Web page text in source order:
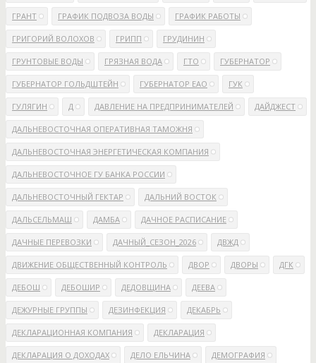
ГРАНТ ГРАФИК ПОДВОЗА ВОДЫ ГРАФИК РАБОТЫ
ГРИГОРИЙ ВОЛОХОВ ГРИПП ГРУДИНИН
ГРУНТОВЫЕ ВОДЫ ГРЯЗНАЯ ВОДА ГТО ГУБЕРНАТОР
ГУБЕРНАТОР ГОЛЬДШТЕЙН ГУБЕРНАТОР ЕАО ГУК
ГУЛЯГИН Д ДАВЛЕНИЕ НА ПРЕДПРИНИМАТЕЛЕЙ ДАЙДЖЕСТ
ДАЛЬНЕВОСТОЧНАЯ ОПЕРАТИВНАЯ ТАМОЖНЯ
ДАЛЬНЕВОСТОЧНАЯ ЭНЕРГЕТИЧЕСКАЯ КОМПАНИЯ
ДАЛЬНЕВОСТОЧНОЕ ГУ БАНКА РОССИИ
ДАЛЬНЕВОСТОЧНЫЙ ГЕКТАР ДАЛЬНИЙ ВОСТОК
ДАЛЬСЕЛЬМАШ ДАМБА ДАЧНОЕ РАСПИСАНИЕ
ДАЧНЫЕ ПЕРЕВОЗКИ ДАЧНЫЙ_СЕЗОН_2026 ДВЖД
ДВИЖЕНИЕ ОБЩЕСТВЕННЫЙ КОНТРОЛЬ ДВОР ДВОРЫ ДГК
ДЕБОШ ДЕБОШИР ДЕДОВЩИНА ДЕЕВА
ДЕЖУРНЫЕ ГРУППЫ ДЕЗИНФЕКЦИЯ ДЕКАБРЬ
ДЕКЛАРАЦИОННАЯ КОМПАНИЯ ДЕКЛАРАЦИЯ
ДЕКЛАРАЦИЯ О ДОХОДАХ ДЕЛО ЕЛЬЧИНА ДЕМОГРАФИЯ